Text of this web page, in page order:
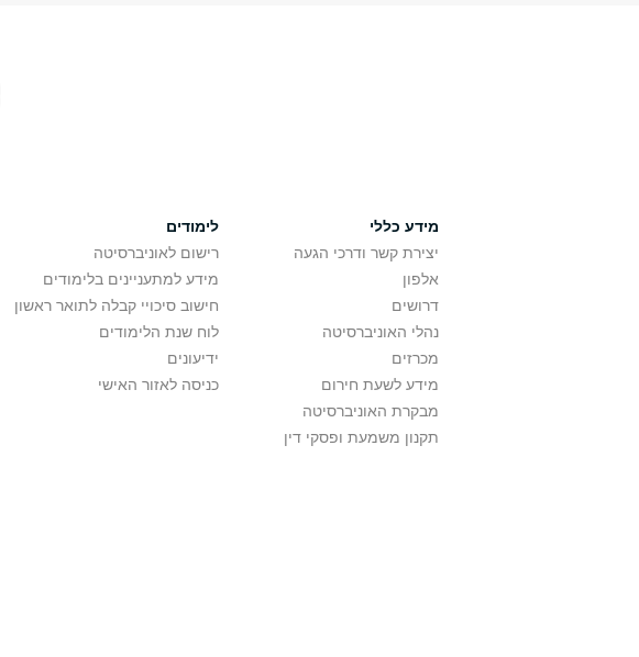
מידע כללי
יצירת קשר ודרכי הגעה
אלפון
דרושים
נהלי האוניברסיטה
מכרזים
מידע לשעת חירום
מבקרת האוניברסיטה
תקנון משמעת ופסקי דין
לימודים
רישום לאוניברסיטה
מידע למתעניינים בלימודים
חישוב סיכויי קבלה לתואר ראשון
לוח שנת הלימודים
ידיעונים
כניסה לאזור האישי